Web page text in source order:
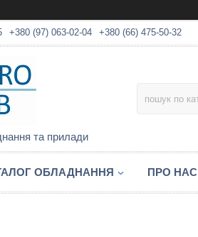
+380 (97) 063-02-04 +380 (66) 475-50-32
та прилади
ОБЛАДНАННЯ ПРО НАС